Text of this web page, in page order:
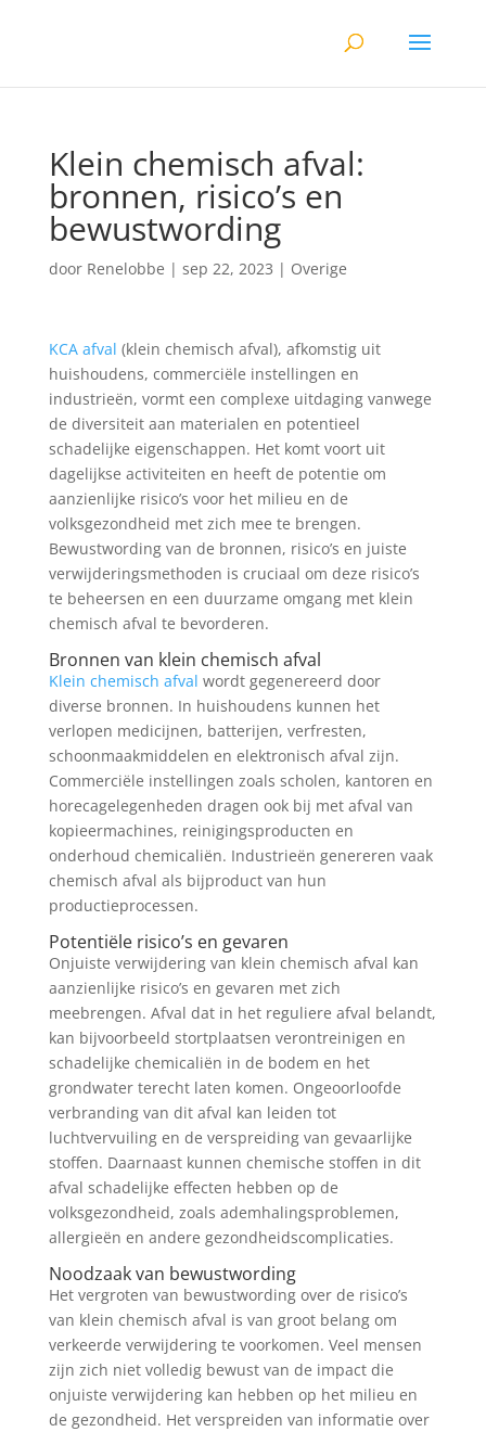
Klein chemisch afval:
bronnen, risico’s en
bewustwording
door Renelobbe | sep 22, 2023 | Overige
KCA afval (klein chemisch afval), afkomstig uit
huishoudens, commerciële instellingen en
industrieën, vormt een complexe uitdaging vanwege
de diversiteit aan materialen en potentieel
schadelijke eigenschappen. Het komt voort uit
dagelijkse activiteiten en heeft de potentie om
aanzienlijke risico’s voor het milieu en de
volksgezondheid met zich mee te brengen.
Bewustwording van de bronnen, risico’s en juiste
verwijderingsmethoden is cruciaal om deze risico’s
te beheersen en een duurzame omgang met klein
chemisch afval te bevorderen.
Bronnen van klein chemisch afval
Klein chemisch afval wordt gegenereerd door
diverse bronnen. In huishoudens kunnen het
verlopen medicijnen, batterijen, verfresten,
schoonmaakmiddelen en elektronisch afval zijn.
Commerciële instellingen zoals scholen, kantoren en
horecagelegenheden dragen ook bij met afval van
kopieermachines, reinigingsproducten en
onderhoud chemicaliën. Industrieën genereren vaak
chemisch afval als bijproduct van hun
productieprocessen.
Potentiële risico’s en gevaren
Onjuiste verwijdering van klein chemisch afval kan
aanzienlijke risico’s en gevaren met zich
meebrengen. Afval dat in het reguliere afval belandt,
kan bijvoorbeeld stortplaatsen verontreinigen en
schadelijke chemicaliën in de bodem en het
grondwater terecht laten komen. Ongeoorloofde
verbranding van dit afval kan leiden tot
luchtvervuiling en de verspreiding van gevaarlijke
stoffen. Daarnaast kunnen chemische stoffen in dit
afval schadelijke effecten hebben op de
volksgezondheid, zoals ademhalingsproblemen,
allergieën en andere gezondheidscomplicaties.
Noodzaak van bewustwording
Het vergroten van bewustwording over de risico’s
van klein chemisch afval is van groot belang om
verkeerde verwijdering te voorkomen. Veel mensen
zijn zich niet volledig bewust van de impact die
onjuiste verwijdering kan hebben op het milieu en
de gezondheid. Het verspreiden van informatie over